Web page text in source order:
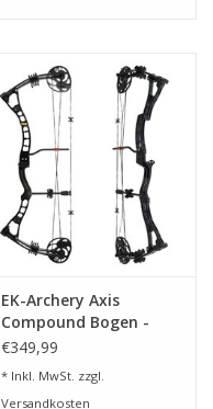
EK-Archery Axis
Compound Bogen -
schwarz
€349,99
* Inkl. MwSt. zzgl.
Versandkosten